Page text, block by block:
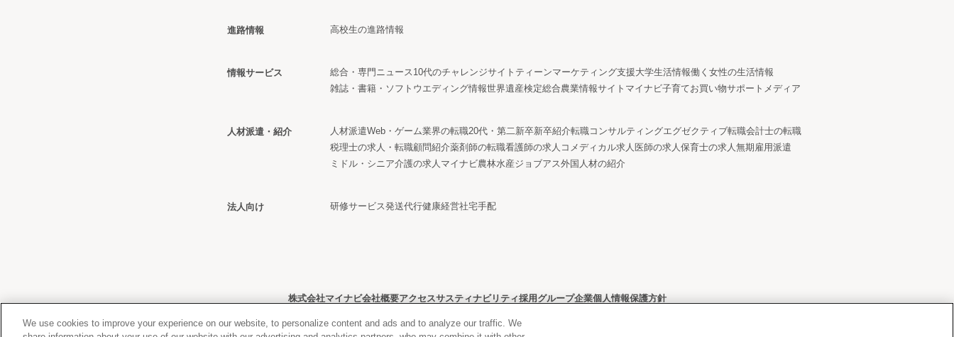
進路情報 高校生の進路情報
情報サービス 総合・専門ニュース10代のチャレンジサイト ティーンマーケティング支援大学生活情報働く女性の生活情報
雑誌・書籍・ソフト ウエディング情報世界遺産検定総合農業情報サイト マイナビ子育てお買い物サポートメディア
人材派遣・紹介 人材派遣Web・ゲーム業界の転職20代・第二新卒新卒紹介転職コンサルティングエグゼクティブ転職会計士の転職
税理士の求人・転職顧問紹介薬剤師の転職看護師の求人 コメディカル求人 医師の求人保育士の求人無期雇用派遣
ミドル・シニア介護の求人 マイナビ農林水産ジョブアス外国人材の紹介
法人向け 研修サービス発送代行健康経営社宅手配
株式会社マイナビ会社概要アクセスサスティナビリティ採用 グループ企業個人情報保護方針
We use cookies to improve your experience on our website, to personalize content and ads and to analyze our traffic. We